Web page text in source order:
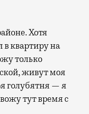
Хотя
в квартиру на
только
живут моя
голубятня — я
тут время с